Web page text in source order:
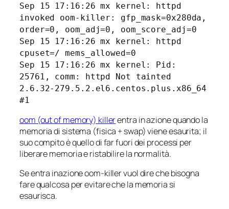
Sep 15 17:16:26 mx kernel: httpd
invoked oom-killer: gfp_mask=0x280da,
order=0, oom_adj=0, oom_score_adj=0
Sep 15 17:16:26 mx kernel: httpd
cpuset=/ mems_allowed=0
Sep 15 17:16:26 mx kernel: Pid:
25761, comm: httpd Not tainted
2.6.32-279.5.2.el6.centos.plus.x86_64
#1
oom (out of memory) killerentra in azione quando la
memoria di sistema (fisica + swap) viene esaurita; il
suo compito è quello di far fuori dei processi per
liberare memoria e ristabilire la normalità.
Se entra inazione oom-killer vuol dire che bisogna
fare qualcosa per evitare che la memoria si
esaurisca.